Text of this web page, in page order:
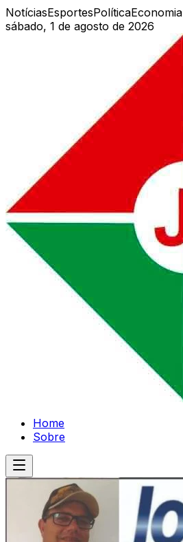
NotíciasEsportesPolíticaEconomia
sábado, 1 de agosto de 2026
Home
Sobre